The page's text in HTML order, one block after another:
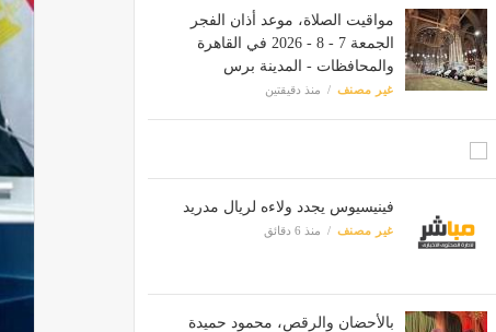
مواقيت الصلاة، موعد أذان الفجر
الجمعة 7 - 8 - 2026 في القاهرة
والمحافظات - المدينة برس
غير مصنف منذ دقيقتين
فينيسيوس يجدد ولاءه لريال مدريد
غير مصنف منذ 6 دقائق
بالأحضان والرقص، محمود حميدة